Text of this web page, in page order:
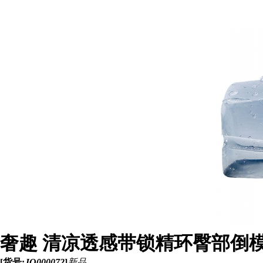
奢趣 清凉透感带锁精环臀部倒